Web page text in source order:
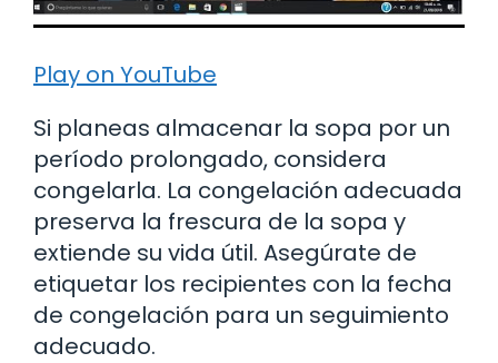
Play on YouTube
Si planeas almacenar la sopa por un
período prolongado, considera
congelarla. La congelación adecuada
preserva la frescura de la sopa y
extiende su vida útil. Asegúrate de
etiquetar los recipientes con la fecha
de congelación para un seguimiento
adecuado.